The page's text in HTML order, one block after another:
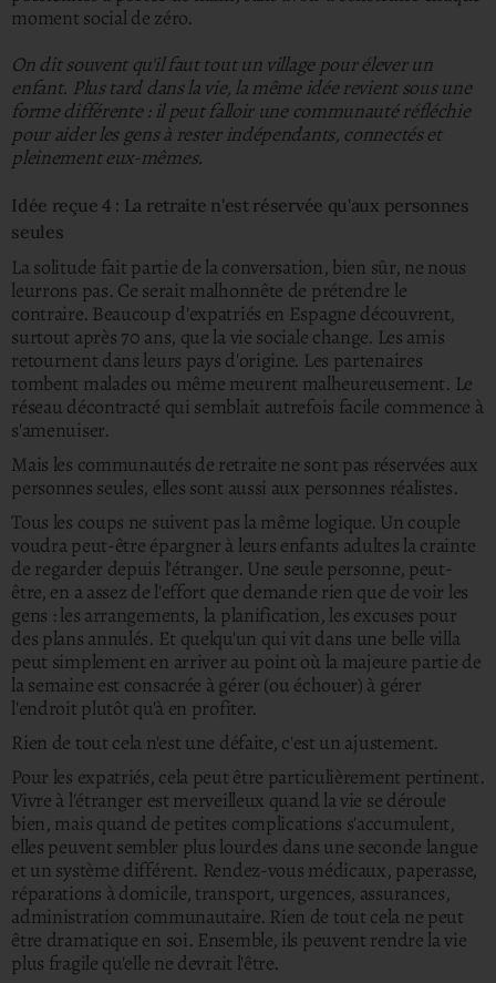
moment social de zéro.
On dit souvent qu'il faut tout un village pour élever un
enfant. Plus tard dans la vie, la même idée revient sous une
forme différente : il peut falloir une communauté réfléchie
pour aider les gens à rester indépendants, connectés et
pleinement eux-mêmes.
Idée reçue 4 : La retraite n'est réservée qu'aux personnes
seules
La solitude fait partie de la conversation, bien sûr, ne nous
leurrons pas. Ce serait malhonnête de prétendre le
contraire. Beaucoup d'expatriés en Espagne découvrent,
surtout après 70 ans, que la vie sociale change. Les amis
retournent dans leurs pays d'origine. Les partenaires
tombent malades ou même meurent malheureusement. Le
réseau décontracté qui semblait autrefois facile commence à
s'amenuiser.
Mais les communautés de retraite ne sont pas réservées aux
personnes seules, elles sont aussi aux personnes réalistes.
Tous les coups ne suivent pas la même logique. Un couple
voudra peut-être épargner à leurs enfants adultes la crainte
de regarder depuis l'étranger. Une seule personne, peut-
être, en a assez de l'effort que demande rien que de voir les
gens : les arrangements, la planification, les excuses pour
des plans annulés. Et quelqu'un qui vit dans une belle villa
peut simplement en arriver au point où la majeure partie de
la semaine est consacrée à gérer (ou échouer) à gérer
l'endroit plutôt qu'à en profiter.
Rien de tout cela n'est une défaite, c'est un ajustement.
Pour les expatriés, cela peut être particulièrement pertinent.
Vivre à l'étranger est merveilleux quand la vie se déroule
bien, mais quand de petites complications s'accumulent,
elles peuvent sembler plus lourdes dans une seconde langue
et un système différent. Rendez-vous médicaux, paperasse,
réparations à domicile, transport, urgences, assurances,
administration communautaire. Rien de tout cela ne peut
être dramatique en soi. Ensemble, ils peuvent rendre la vie
plus fragile qu'elle ne devrait l'être.